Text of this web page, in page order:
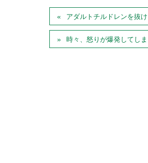
アダルトチルドレンを抜
時々、怒りが爆発してし